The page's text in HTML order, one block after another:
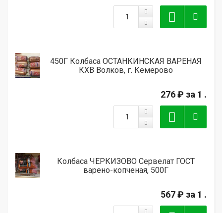
450Г Колбаса ОСТАНКИНСКАЯ ВАРЕНАЯ
КХВ Волков, г. Кемерово
276 ₽ за 1 .
Колбаса ЧЕРКИЗОВО Сервелат ГОСТ
варено-копченая, 500Г
567 ₽ за 1 .